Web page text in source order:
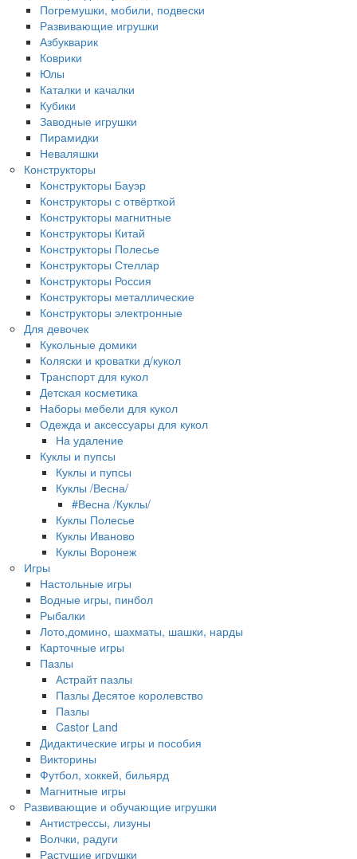
Погремушки, мобили, подвески
Развивающие игрушки
Азбукварик
Коврики
Юлы
Каталки и качалки
Кубики
Заводные игрушки
Пирамидки
Неваляшки
Конструкторы
Конструкторы Бауэр
Конструкторы с отвёрткой
Конструкторы магнитные
Конструкторы Китай
Конструкторы Полесье
Конструкторы Стеллар
Конструкторы Россия
Конструкторы металлические
Конструкторы электронные
Для девочек
Кукольные домики
Коляски и кроватки д/кукол
Транспорт для кукол
Детская косметика
Наборы мебели для кукол
Одежда и аксессуары для кукол
На удаление
Куклы и пупсы
Куклы и пупсы
Куклы /Весна/
#Весна /Куклы/
Куклы Полесье
Куклы Иваново
Куклы Воронеж
Игры
Настольные игры
Водные игры, пинбол
Рыбалки
Лото,домино, шахматы, шашки, нарды
Карточные игры
Пазлы
Астрайт пазлы
Пазлы Десятое королевство
Пазлы
Castor Land
Дидактические игры и пособия
Викторины
Футбол, хоккей, бильярд
Магнитные игры
Развивающие и обучающие игрушки
Антистрессы, лизуны
Волчки, радуги
Растущие игрушки